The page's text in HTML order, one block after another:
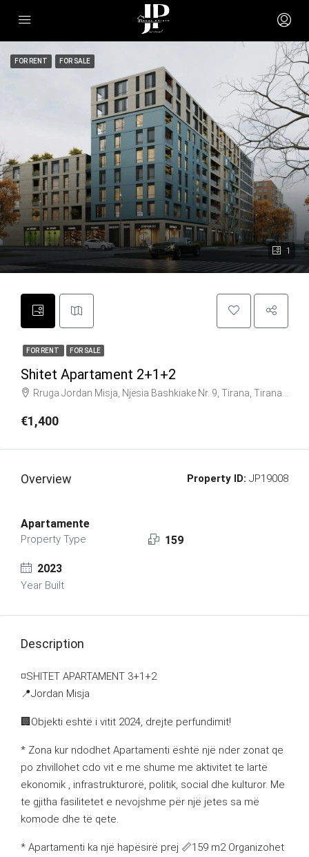
1
FOR RENT FOR SALE
FOR RENT FOR SALE
Shitet Apartament 2+1+2
Rruga Jordan Misja, Njësia Bashkiake Nr. 9, Tirana, Tirana Municipality, Tirana County, Central Albania, 1016, Albania
€1,400
Overview Property ID: JP19008
Apartamente
Property Type 159
2023
Year Built
Description
◽️SHITET APARTAMENT 3+1+2
📍Jordan Misja
🏢Objekti eshtë i vitit 2024, drejte perfundimit!
* Zona kur ndodhet Apartamenti është një nder zonat qe
po zhvillohet cdo vit e me shume me aktivitet te lartë
ekonomik , infrastrukturorë, politik, social dhe kulturor. Me
te gjitha fasilitetet e nevojshme për një jetes sa më
komode dhe të qete.
* Apartamenti ka një hapësirë prej 📏159 m2 Organizohet